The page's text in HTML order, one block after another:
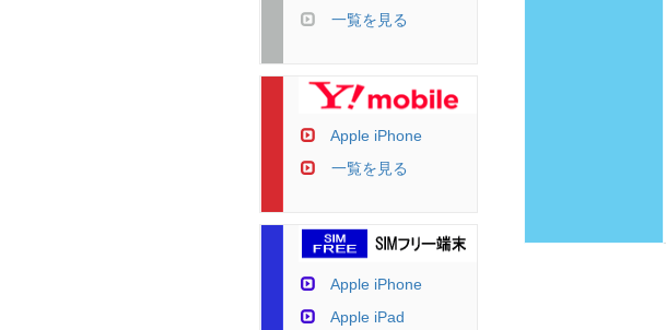
一覧を見る
Apple iPhone
一覧を見る
Apple iPhone
Apple iPad